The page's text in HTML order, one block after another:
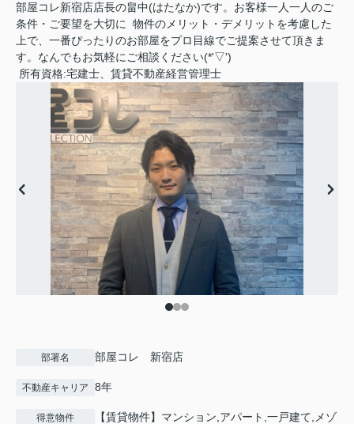
部屋コレ新宿店店長の畠中(はたなか)です。お客様一人一人のご
条件・ご要望を大切に 物件のメリット・デメリットを考慮した
上で、一番ぴったりのお部屋をプロ目線でご提案させて頂きま
す。なんでもお気軽にご相談ください(*'▽')
所有資格:宅建士、賃貸不動産経営管理士
部署名 部屋コレ 新宿店
不動産キャリア 8年
得意物件
【賃貸物件】マンション,アパート,一戸建て,メゾ